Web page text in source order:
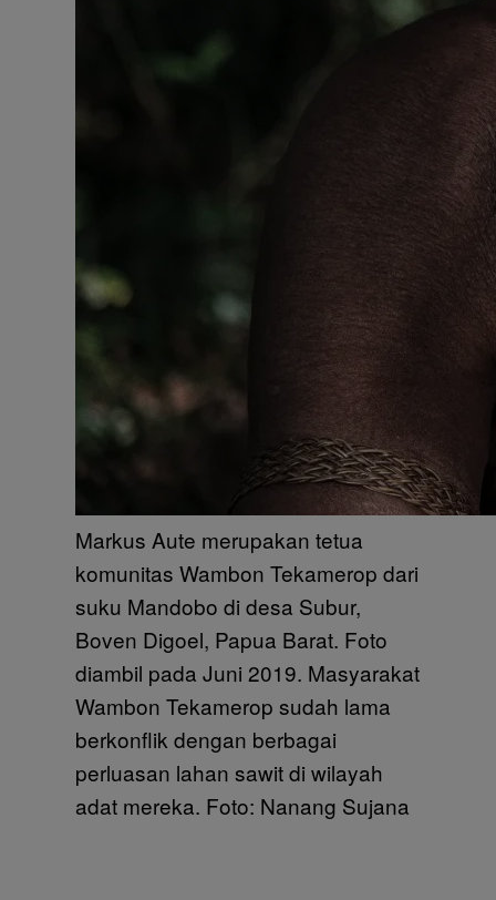
Markus Aute merupakan tetua
komunitas Wambon Tekamerop dari
suku Mandobo di desa Subur,
Boven Digoel, Papua Barat. Foto
diambil pada Juni 2019. Masyarakat
Wambon Tekamerop sudah lama
berkonflik dengan berbagai
perluasan lahan sawit di wilayah
adat mereka. Foto: Nanang Sujana